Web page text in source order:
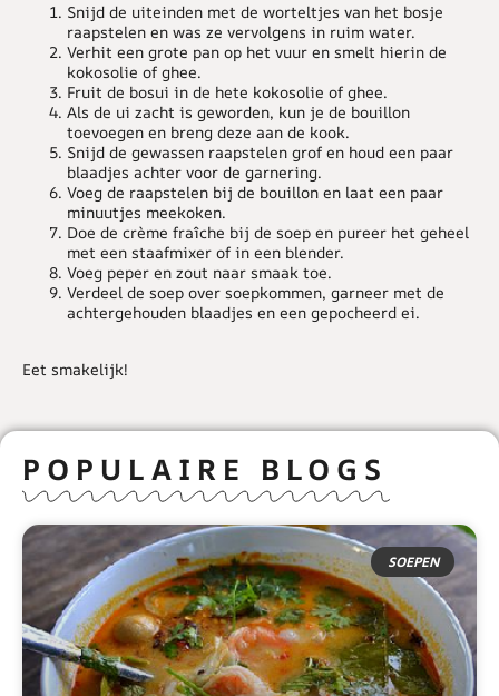
Snijd de uiteinden met de worteltjes van het bosje
raapstelen en was ze vervolgens in ruim water.
Verhit een grote pan op het vuur en smelt hierin de
kokosolie of ghee.
Fruit de bosui in de hete kokosolie of ghee.
Als de ui zacht is geworden, kun je de bouillon
toevoegen en breng deze aan de kook.
Snijd de gewassen raapstelen grof en houd een paar
blaadjes achter voor de garnering.
Voeg de raapstelen bij de bouillon en laat een paar
minuutjes meekoken.
Doe de crème fraîche bij de soep en pureer het geheel
met een staafmixer of in een blender.
Voeg peper en zout naar smaak toe.
Verdeel de soep over soepkommen, garneer met de
achtergehouden blaadjes en een gepocheerd ei.
Eet smakelijk!
POPULAIRE BLOGS
SOEPEN